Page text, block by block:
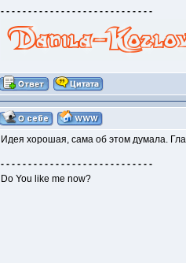
- - - - - - - - - - - - - - - - - - - - - - - - - - - -
Идея хорошая, сама об этом думала.
- - - - - - - - - - - - - - - - - - - - - - - - - - - -
Do You like me now?